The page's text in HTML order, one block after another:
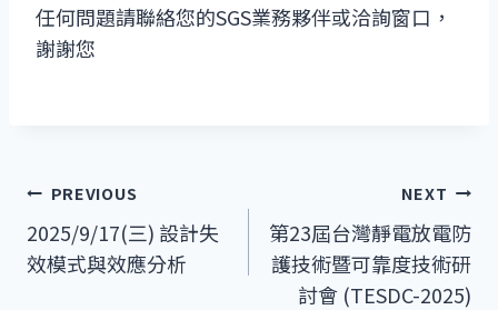
任何問題請聯絡您的SGS業務夥伴或洽詢窗口，
謝謝您
文
章
PREVIOUS
2025/9/17(三) 設計失
效模式與效應分析
NEXT
第23屆台灣靜電放電防
護技術暨可靠度技術研
討會 (TESDC-2025)